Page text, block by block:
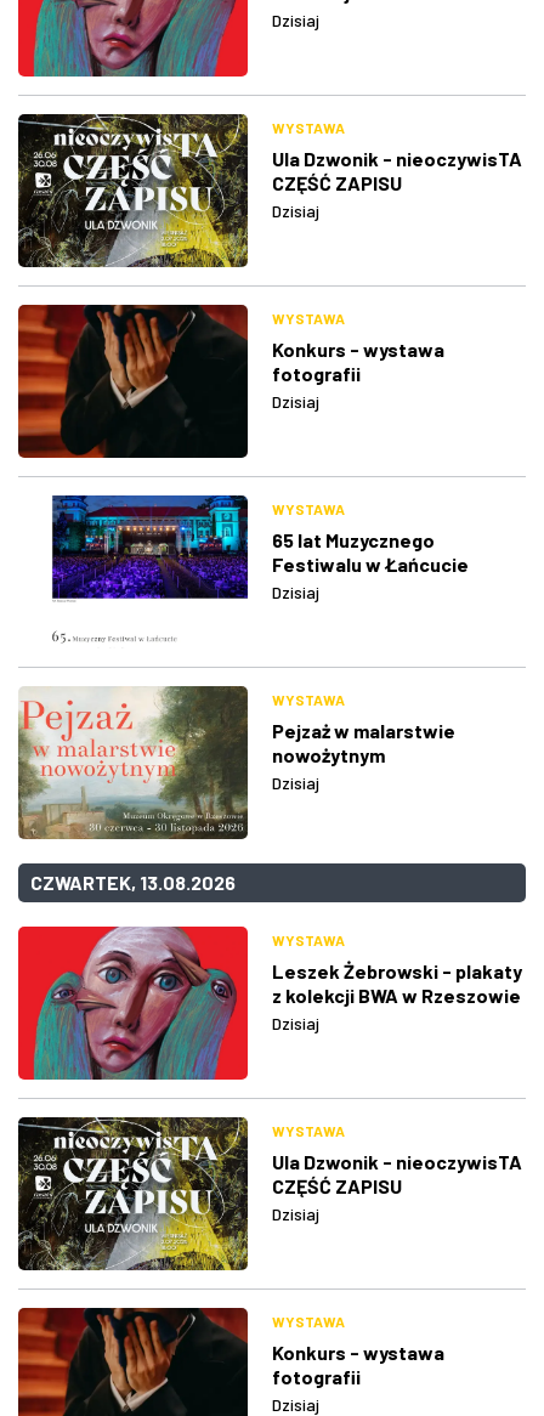
Dzisiaj
WYSTAWA
Ula Dzwonik - nieoczywisTA
CZĘŚĆ ZAPISU
Dzisiaj
WYSTAWA
Konkurs - wystawa
fotografii
Dzisiaj
WYSTAWA
65 lat Muzycznego
Festiwalu w Łańcucie
Dzisiaj
WYSTAWA
Pejzaż w malarstwie
nowożytnym
Dzisiaj
CZWARTEK, 13.08.2026
WYSTAWA
Leszek Żebrowski - plakaty
z kolekcji BWA w Rzeszowie
Dzisiaj
WYSTAWA
Ula Dzwonik - nieoczywisTA
CZĘŚĆ ZAPISU
Dzisiaj
WYSTAWA
Konkurs - wystawa
fotografii
Dzisiaj